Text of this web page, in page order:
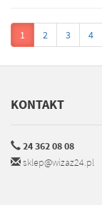
1 2 3 4
KONTAKT
24 362 08 08
sklep@wizaz24.pl